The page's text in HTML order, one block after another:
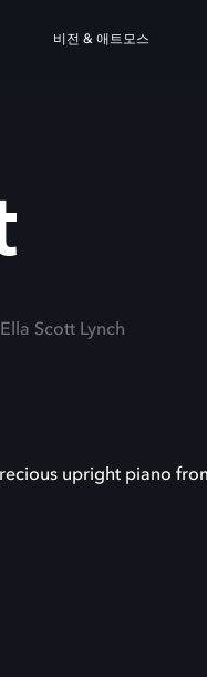
비전 & 애트모스
Scott Lynch
upright piano